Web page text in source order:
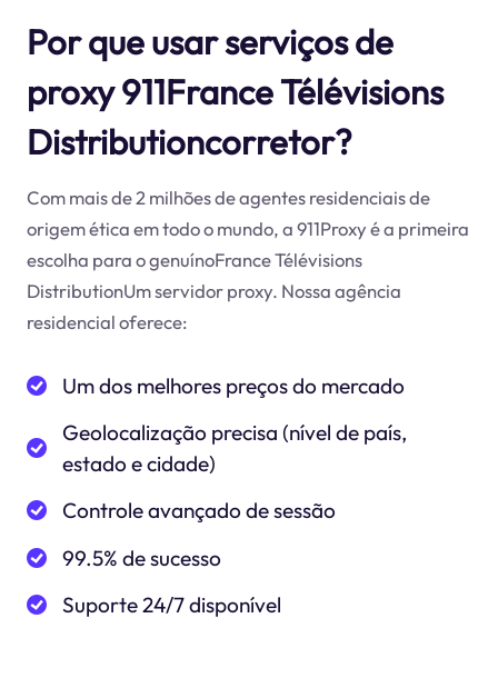
Por que usar serviços de
proxy 911France Télévisions
Distributioncorretor?
Com mais de 2 milhões de agentes residenciais de
origem ética em todo o mundo, a 911Proxy é a primeira
escolha para o genuínoFrance Télévisions
DistributionUm servidor proxy. Nossa agência
residencial oferece:
Um dos melhores preços do mercado
Geolocalização precisa (nível de país,
estado e cidade)
Controle avançado de sessão
99.5% de sucesso
Suporte 24/7 disponível